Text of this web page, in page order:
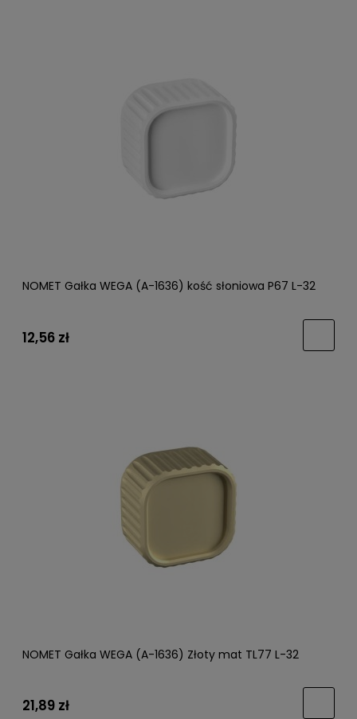
NOMET Gałka WEGA (A-1636) kość słoniowa P67 L-32
12,56 zł
NOMET Gałka WEGA (A-1636) Złoty mat TL77 L-32
21,89 zł